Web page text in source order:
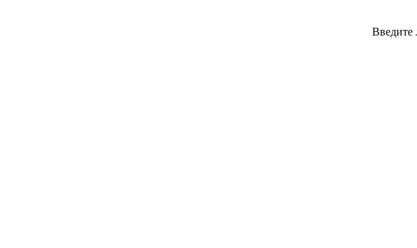
Введите